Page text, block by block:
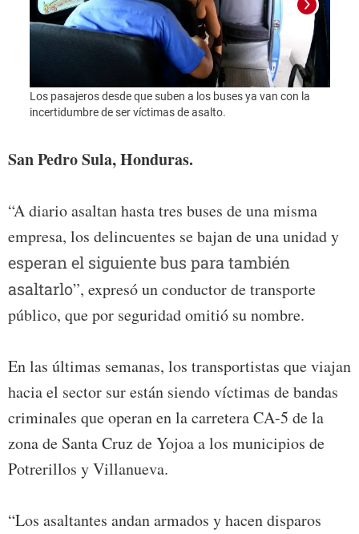
Los pasajeros desde que suben a los buses ya van con la
incertidumbre de ser víctimas de asalto.
San Pedro Sula, Honduras.
“A diario asaltan hasta tres buses de una misma
empresa, los delincuentes se bajan de una unidad y
esperan el siguiente bus para también
asaltarlo”, expresó un conductor de transporte
público, que por seguridad omitió su nombre.
En las últimas semanas, los transportistas que viajan
hacia el sector sur están siendo víctimas de bandas
criminales que operan en la carretera CA-5 de la
zona de Santa Cruz de Yojoa a los municipios de
Potrerillos y Villanueva.
“Los asaltantes andan armados y hacen disparos